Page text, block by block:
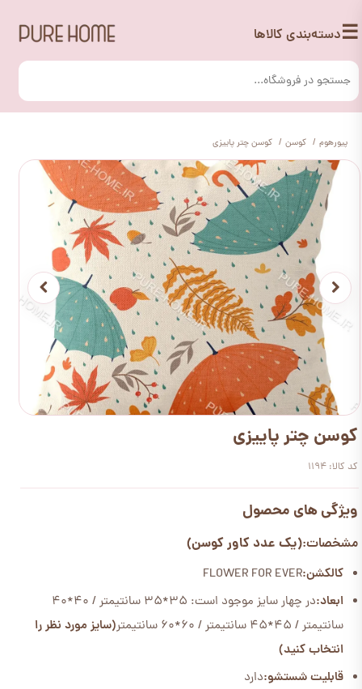
☰دسته‌بندی کالاها
پیورهوم کوسن کوسن چتر پاییزی
کوسن چتر پاییزی
کد کالا: 1194
ویژگی های محصول
مشخصات:(یک عدد کاور کوسن)
کالکشن:FLOWER FOR EVER
ابعاد:
در چهار سایز موجود است: 35*35 سانتیمتر / 40*40
سانتیمتر / 45*45 سانتیمتر / 60*60 سانتیمتر
(سایز مورد نظر را
انتخاب کنید)
قابلیت شستشو:دارد